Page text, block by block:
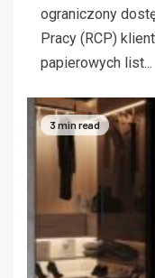
ograniczony
Pracy (RCP)
papierowych list...
3 min read